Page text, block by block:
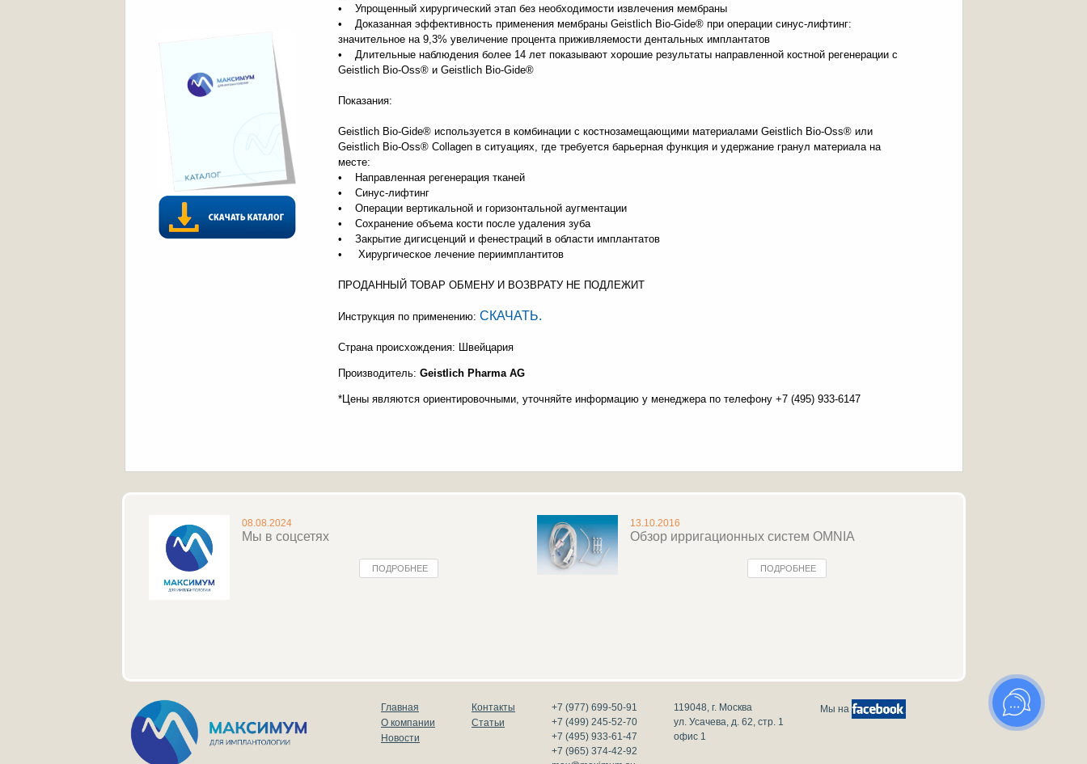
• Упрощенный хирургический этап без необходимости извлечения мембраны
• Доказанная эффективность применения мембраны Geistlich Bio-Gide® при операции синус-лифтинг:
значительное на 9,3% увеличение процента приживляемости дентальных имплантатов
• Длительные наблюдения более 14 лет показывают хорошие результаты направленной костной регенерации с
Geistlich Bio-Oss® и Geistlich Bio-Gide®
Показания:
Geistlich Bio-Gide® используется в комбинации с костнозамещающими материалами Geistlich Bio-Oss® или
Geistlich Bio-Oss® Collagen в ситуациях, где требуется барьерная функция и удержание гранул материала на
месте:
• Направленная регенерация тканей
• Синус-лифтинг
• Операции вертикальной и горизонтальной аугментации
• Сохранение объема кости после удаления зуба
• Закрытие дигисценций и фенестраций в области имплантатов
• Хирургическое лечение периимплантитов
ПРОДАННЫЙ ТОВАР ОБМЕНУ И ВОЗВРАТУ НЕ ПОДЛЕЖИТ
Инструкция по применению: СКАЧАТЬ.
Страна происхождения: Швейцария
Производитель: Geistlich Pharma AG
*Цены являются ориентировочными, уточняйте информацию у менеджера по телефону +7 (495) 933-6147
08.08.2024
Мы в соцсетях
ПОДРОБНЕЕ
13.10.2016
Обзор ирригационных систем OMNIA
ПОДРОБНЕЕ
Главная
О компании
Новости
Контакты
Статьи
+7 (977) 699-50-91
+7 (499) 245-52-70
+7 (495) 933-61-47
+7 (965) 374-42-92
119048, г. Москва
ул. Усачева, д. 62, стр. 1
офис 1
Мы на